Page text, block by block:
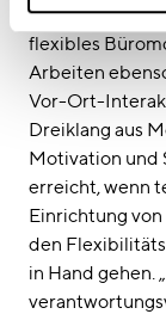
Teilhabe an
flexibles
Arbeiten
Vor-Ort-
Dreiklang aus
Motivation und
erreicht, wenn
Einrichtung
den
in Hand gehen.